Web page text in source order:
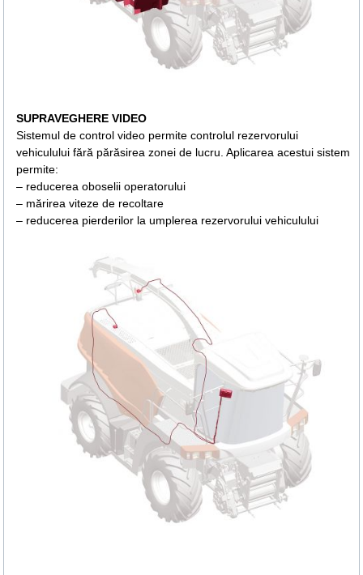
SUPRAVEGHERE VIDEO
Sistemul de control video permite controlul rezervorului
vehiculului fără părăsirea zonei de lucru. Aplicarea acestui sistem
permite:
– reducerea oboselii operatorului
– mărirea viteze de recoltare
– reducerea pierderilor la umplerea rezervorului vehiculului